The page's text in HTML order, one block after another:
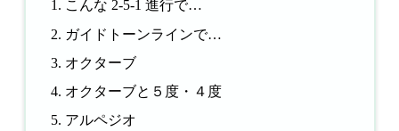
こんな 2-5-1 進行で…
ガイドトーンラインで…
オクターブ
オクターブと５度・４度
アルペジオ